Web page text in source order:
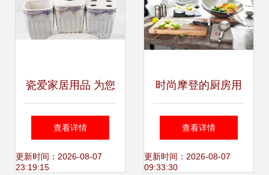
瓷爱家居用品 为您
的家，带去一份深
情关爱
查看详情
更新时间：2026-08-07
23:19:15
时尚摩登的厨房用
具，就在佛罗伦萨
小镇 点亮家居护理
查看详情
更新时间：2026-08-07
09:33:30